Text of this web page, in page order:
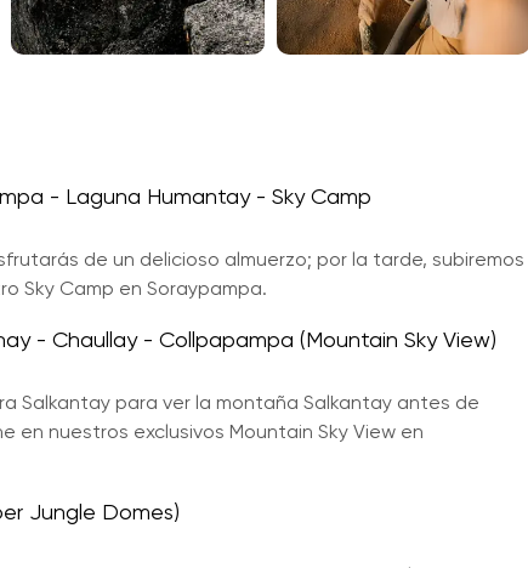
- Laguna Humantay - Sky Camp
de un delicioso almuerzo; por la tarde, subiremos
Sky Camp en Soraypampa.
- Chaullay - Collpapampa (Mountain Sky View)
Salkantay para ver la montaña Salkantay antes de
en nuestros exclusivos Mountain Sky View en
Jungle Domes)